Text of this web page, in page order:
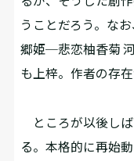
うことだろう。な
郷姫─悲恋柚香菊
も上梓。作者の存
ところが以後し
る。本格的に再始